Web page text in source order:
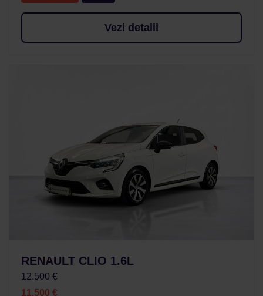
Vezi detalii
RENAULT CLIO 1.6L
12.500 €
11.500 €